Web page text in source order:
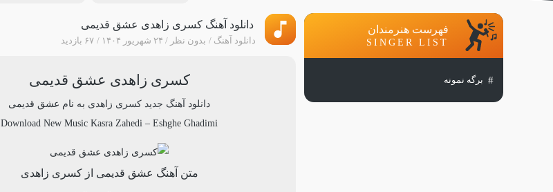
دانلود آهنگ کسری زاهدی عشق قدیمی
دانلود آهنگ بدون نظر ۲۴ شهریور ۱۴۰۴ ۶۷ بازدید
کسری زاهدی عشق قدیمی
دانلود آهنگ جدید کسری زاهدی به نام عشق قدیمی
Download New Music Kasra Zahedi – Eshghe Ghadimi
متن آهنگ عشق قدیمی از کسری زاهدی
فهرست هنرمندان
SINGER LIST
برگه نمونه